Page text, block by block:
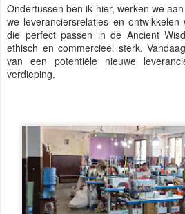
Ondertussen ben ik hier, werken we
we leveranciersrelaties en
die perfect passen in de Ancient
ethisch en commercieel sterk.
van een potentiële nieuwe
verdieping.